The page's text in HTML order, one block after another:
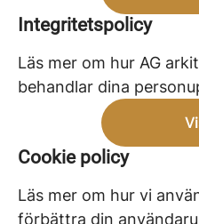
Integritetspolicy
Läs mer om hur AG
behandlar dina
Cookie policy
Läs mer om hur vi
förbättra din